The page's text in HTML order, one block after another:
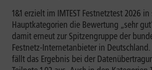
1&1 erzielt im IMTEST Festnetztest 2026
Hauptkategorien die Bewertung „sehr
damit erneut zur Spitzengruppe der
Festnetz-Internetanbieter in
fällt das Ergebnis bei der